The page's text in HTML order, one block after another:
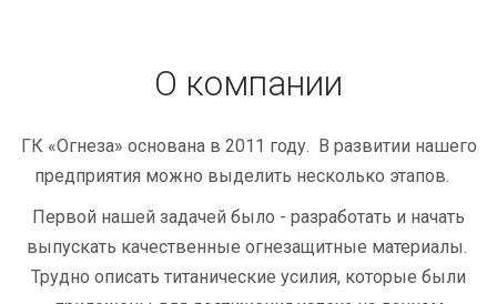
О компании
ГК «Огнеза» основана в 2011 году. В развитии нашего
предприятия можно выделить несколько этапов.
Первой нашей задачей было - разработать и начать
выпускать качественные огнезащитные материалы.
Трудно описать титанические усилия, которые были